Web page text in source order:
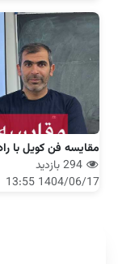
مقایسه فن کویل با
294 بازدید
1404/06/17 13:55